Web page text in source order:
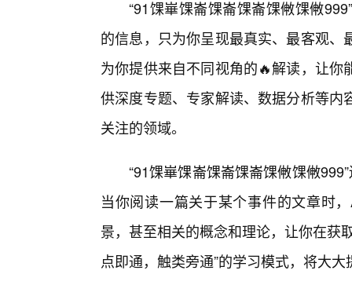
“91馃崋馃崙馃崙馃崙馃敒馃敒
的信息，只为你呈现最真实、最客观
为你提供来自不同视角的🔥解读，让
供深度专题、专家解读、数据分析等
关注的领域。
“91馃崋馃崙馃崙馃崙馃敒馃敒
当你阅读一篇关于某个事件的文章时
景，甚至相关的概念和理论，让你在获
点即通，触类旁通”的学习模式，将大